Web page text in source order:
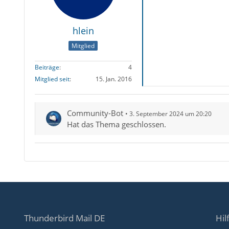
hlein
Mitglied
Beiträge
4
Mitglied seit
15. Jan. 2016
Community-Bot 3. September 2024 um 20:20
Hat das Thema geschlossen.
Thunderbird Mail DE